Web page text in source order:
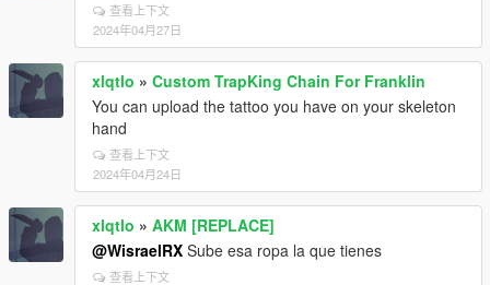
查看上下文
2024年04月27日
xlqtlo » Custom TrapKing Chain For Franklin
You can upload the tattoo you have on your skeleton
hand
查看上下文
2024年04月24日
xlqtlo » AKM [REPLACE]
@WisraelRX Sube esa ropa la que tienes
查看上下文